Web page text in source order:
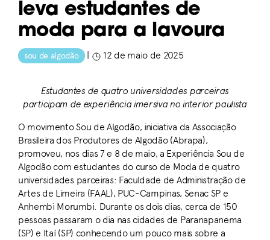
leva estudantes de
moda para a lavoura
sou de algodão | 12 de maio de 2025
Estudantes de quatro universidades parceiras
participam de experiência imersiva no interior paulista
O movimento Sou de Algodão, iniciativa da Associação
Brasileira dos Produtores de Algodão (Abrapa),
promoveu, nos dias 7 e 8 de maio, a Experiência Sou de
Algodão com estudantes do curso de Moda de quatro
universidades parceiras: Faculdade de Administração de
Artes de Limeira (FAAL), PUC-Campinas, Senac SP e
Anhembi Morumbi. Durante os dois dias, cerca de 150
pessoas passaram o dia nas cidades de Paranapanema
(SP) e Itaí (SP) conhecendo um pouco mais sobre a